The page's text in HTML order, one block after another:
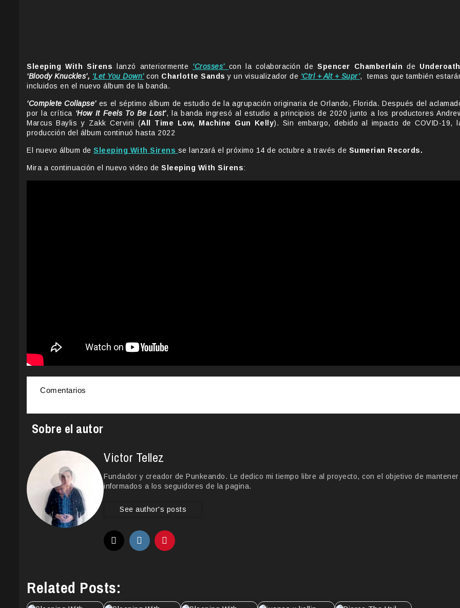
Sleeping With Sirens lanzó anteriormente ‘Crosses’ con la colaboración de Spencer Chamberlain de Underoath
‘Bloody Knuckles’, ‘Let You Down’ con Charlotte Sands y un visualizador de ‘Ctrl + Alt + Supr’, temas que también
incluidos en el nuevo álbum de la banda.
‘Complete Collapse’es el séptimo álbum de estudio de la agrupación originaria de Orlando, Florida. Después del
por la crítica ‘How It Feels To Be Lost’, la banda ingresó al estudio a principios de 2020 junto a los productores
Marcus Baylis y Zakk Cervini (All Time Low, Machine Gun Kelly). Sin embargo, debido al impacto de COVID-19,
producción del álbum continuó hasta 2022
El nuevo álbum de Sleeping With Sirens se lanzará el próximo 14 de octubre a través de Sumerian Records.
Mira a continuación el nuevo video de Sleeping With Sirens:
Comentarios
Sobre el autor
Victor Tellez
Fundador y creador de Punkeando. Le dedico mi tiempo libre al proyecto, con el objetivo de mantener
informados a los seguidores de la pagina.
See author's posts
Related Posts: